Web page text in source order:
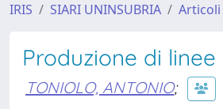
IRIS SIARI UNINSUBRIA Articoli
Produzione di
TONIOLO, ANTONIO;